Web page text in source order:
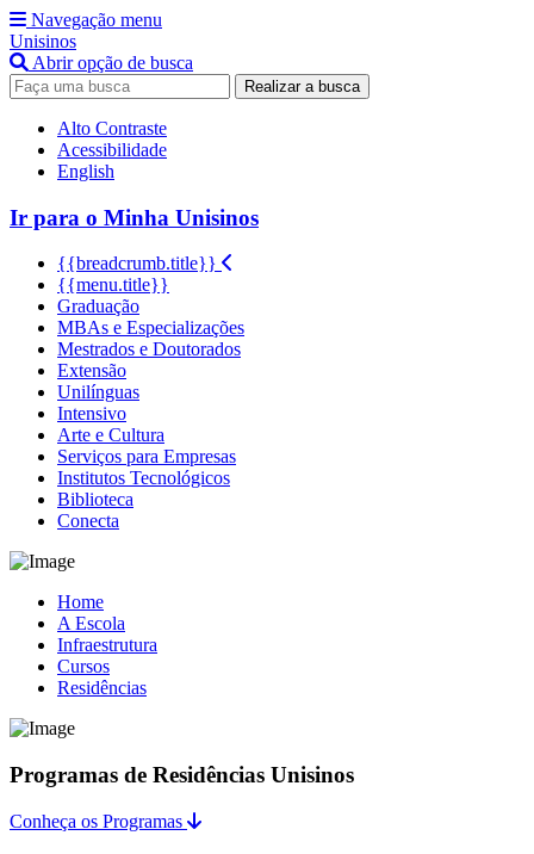
Navegação menu
Unisinos
Abrir opção de busca
Realizar a busca
Alto Contraste
Acessibilidade
English
Ir para o Minha Unisinos
{{breadcrumb.title}}
{{menu.title}}
Graduação
MBAs e Especializações
Mestrados e Doutorados
Extensão
Unilínguas
Intensivo
Arte e Cultura
Serviços para Empresas
Institutos Tecnológicos
Biblioteca
Conecta
Home
A Escola
Infraestrutura
Cursos
Residências
Programas de Residências Unisinos
Conheça os Programas